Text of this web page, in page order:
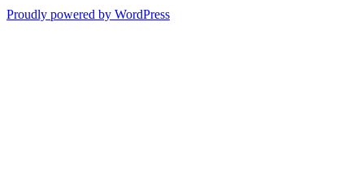
Proudly powered by WordPress